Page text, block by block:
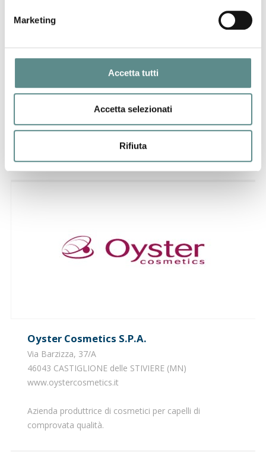
Marketing
Accetta tutti
Accetta selezionati
Rifiuta
Via Brescia, 9
46042 CASTELGOFFREDO (MN)
www.mklmakeup.com
Oyster Cosmetics S.p.a.
Via Barzizza, 37/A
46043 CASTIGLIONE delle STIVIERE (MN)
www.oystercosmetics.it
Azienda produttrice di cosmetici per capelli di
comprovata qualità.